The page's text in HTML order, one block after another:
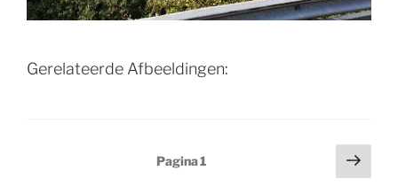
Gerelateerde Afbeeldingen:
Pagina1